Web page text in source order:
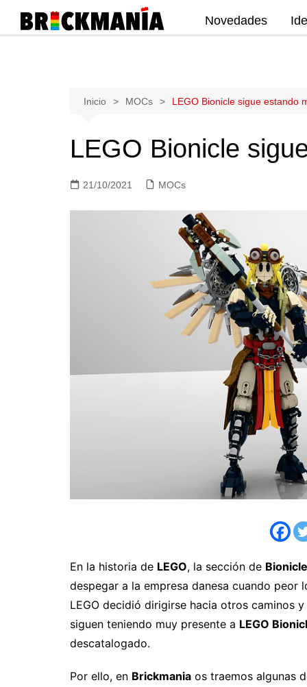
Creator.
Novedades
Inicio MOCs LEGO Bionicle sigue estando
LEGO Bionicle
21/10/2021 MOCs
En la historia de LEGO, la sección de Bionicle
despegar a la empresa danesa cuando peor
LEGO decidió dirigirse hacia otros caminos
siguen teniendo muy presente a LEGO
descatalogado.
Por ello, en Brickmania os traemos algunas